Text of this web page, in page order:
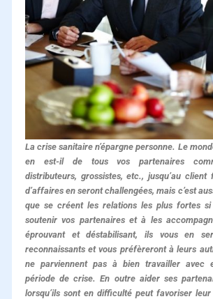
La crise sanitaire n’épargne personne. Le
en est-il de tous vos partenaires
distributeurs, grossistes, etc., jusqu’au client
d’affaires en seront challengées, mais c’est
que se créent les relations les plus fortes si
soutenir vos partenaires et à les
éprouvant et déstabilisant, ils vous en
reconnaissants et vous préfèreront à leurs
ne parviennent pas à bien travailler avec
période de crise. En outre aider ses
lorsqu’ils sont en difficulté peut favoriser